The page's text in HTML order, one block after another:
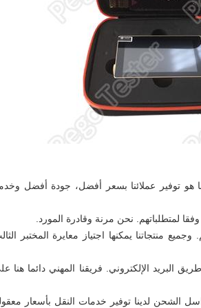
هو توفير عملائنا بسعر أفضل، جودة أفضل
12 شهراً، اختبار ضمان 100٪ قبل التسليم. وجميع منتجاتنا يمكنها اجتياز معايرة المختبر
الفنية: دعم فني على مدار 24 ساعة عن طريق البريد الإلكتروني. فريقنا المهني دائما هنا
الشحن لدينا توفير خدمات النقل بأسعار